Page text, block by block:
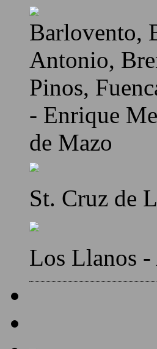
Barlovento,
Antonio,
Pinos,
- Enrique
de Mazo
St. Cruz de
Los Llanos -